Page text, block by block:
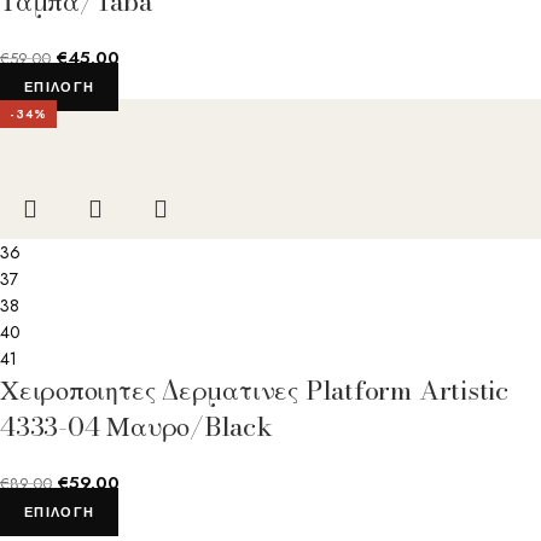
€59.00 €45.00
ΕΠΙΛΟΓΉ
-34%
36
37
38
40
41
Χειροποιητες Δερματινες Platform Artistic
4333-04 Μαυρο/Black
€89.00 €59.00
ΕΠΙΛΟΓΉ